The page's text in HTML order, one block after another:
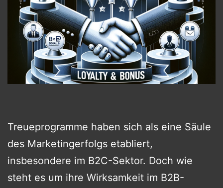
Treueprogramme haben sich als eine Säule
des Marketingerfolgs etabliert,
insbesondere im B2C-Sektor. Doch wie
steht es um ihre Wirksamkeit im B2B-